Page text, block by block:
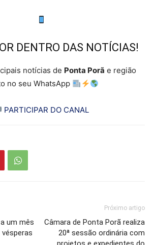
DENTRO DAS NOTÍCIAS!
notícias de Ponta Porã e região
no seu WhatsApp
PARTICIPAR DO CANAL
um mês
Próximo artigo
Câmara de Ponta Porã realiza
20ª sessão ordinária com